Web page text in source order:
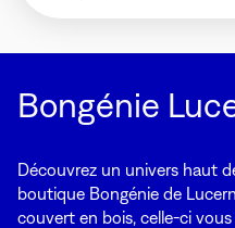
Bongénie
Découvrez un univers haut
boutique Bongénie de
couvert en bois, celle-ci